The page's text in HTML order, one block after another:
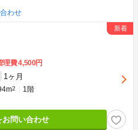
わせ
理費4,500円
1ヶ月
2 1階
お問い合わせ